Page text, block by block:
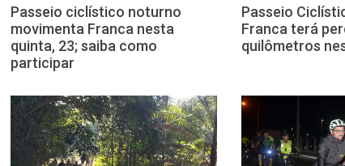
Passeio ciclístico noturno
movimenta Franca nesta
quinta, 23; saiba como
participar
Passeio
Franca terá
quilômetros